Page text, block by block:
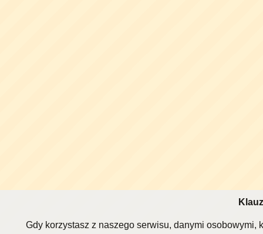
Gdy korzystasz z naszego serwisu, danymi osobowymi,